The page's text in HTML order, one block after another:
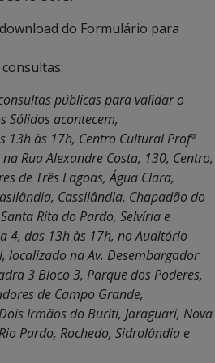
do Formulário para
públicas para validar o
Sólidos acontecem,
13h às 17h, Centro Cultural Profª
Rua Alexandre Costa, 130, Centro,
de Três Lagoas, Água Clara,
Cassilândia, Chapadão do
Rita do Pardo, Selvíria e
4, das 13h às 17h, no Auditório
localizado na Av. Desembargador
3 Bloco 3, Parque dos Poderes,
de Campo Grande,
Irmãos do Buriti, Jaraguari, Nova
Pardo, Rochedo, Sidrolândia e